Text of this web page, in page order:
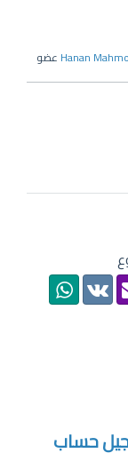
Hanan عضو
حساب